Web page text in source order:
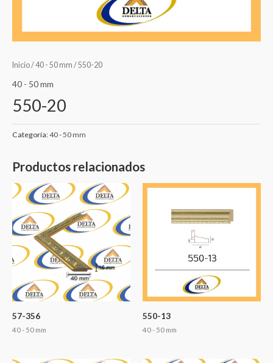
Inicio/40 - 50 mm / 550-20
40 - 50 mm
550-20
Categoría:40 - 50 mm
Productos relacionados
57-356
40 - 50 mm
550-13
40 - 50 mm